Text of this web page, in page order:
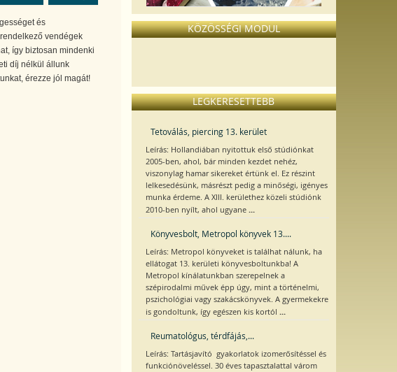
és
vendégek
így biztosan mindenki
díj nélkül állunk
érezze jól magát!
KÖZÖSSÉGI MODUL
LEGKERESETTEBB
Tetoválás, piercing 13. kerület
Leírás: Hollandiában nyitottuk első stúdiónkat
2005-ben, ahol, bár minden kezdet nehéz,
viszonylag hamar sikereket értünk el. Ez részint
lelkesedésünk, másrészt pedig a minőségi, igényes
munka érdeme. A XIII. kerülethez közeli stúdiónk
2010-ben nyílt, ahol ugyane ...
Könyvesbolt, Metropol könyvek 13....
Leírás: Metropol könyveket is találhat nálunk, ha
ellátogat 13. kerületi könyvesboltunkba! A
Metropol kínálatunkban szerepelnek a
szépirodalmi művek épp úgy, mint a történelmi,
pszichológiai vagy szakácskönyvek. A gyermekekre
is gondoltunk, így egészen kis kortól ...
Reumatológus, térdfájás,...
Leírás: Tartásjavító gyakorlatok izomerősítéssel és
funkciónöveléssel. 30 éves tapasztalattal várom